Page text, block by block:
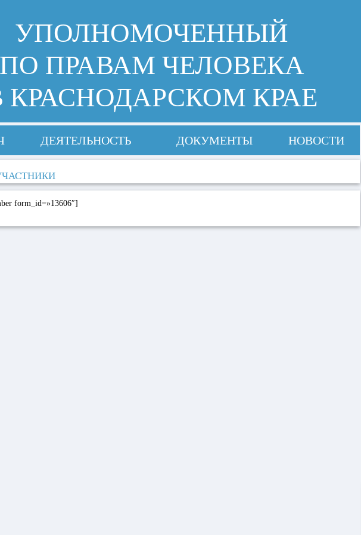
УПОЛНОМОЧЕННЫЙ
ПО ПРАВАМ ЧЕЛОВЕКА
КРАСНОДАРСКОМ КРАЕ
ДЕЯТЕЛЬНОСТЬ ДОКУМЕНТЫ НОВОСТИ
form_id=»13606″]